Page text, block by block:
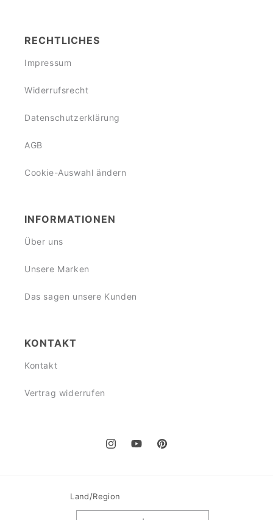
RECHTLICHES
Impressum
Widerrufsrecht
Datenschutzerklärung
AGB
Cookie-Auswahl ändern
INFORMATIONEN
Über uns
Unsere Marken
Das sagen unsere Kunden
KONTAKT
Kontakt
Vertrag widerrufen
InstagramYouTubePinterest
Land/Region